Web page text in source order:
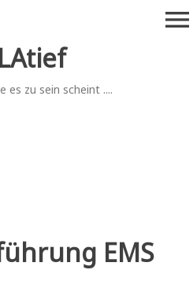
es zu sein scheint ....
menu
EMS